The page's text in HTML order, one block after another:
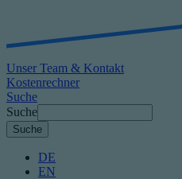
Unser Team & Kontakt
Kostenrechner
Suche
Suche
DE
EN